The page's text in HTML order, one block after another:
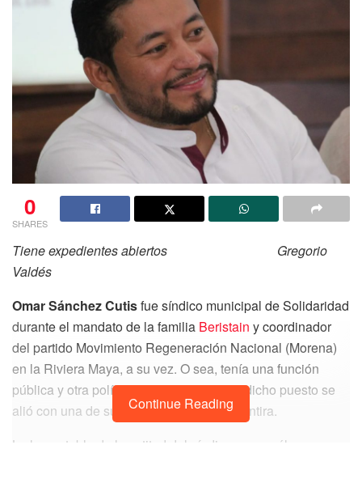
0
SHARES
Tiene expedientes abiertos Gregorio
Valdés
Omar Sánchez Cutisfue síndico municipal de Solidaridad
durante el mandato de la familia Beristain y coordinador
del partido Movimiento Regeneración Nacional (Morena)
en la Riviera Maya, a su vez. O sea, tenía una función
pública y otra política, pero para obtener dicho puesto se
alió con una de sus mejores cartas: la mentira.
Lo lamentable de la actitud del síndico es que él no
Continue Reading